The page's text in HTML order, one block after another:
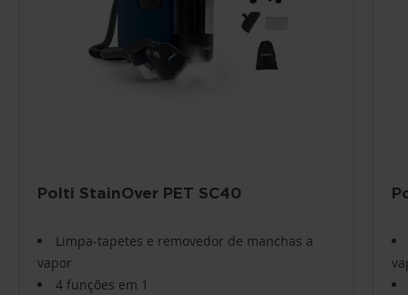
Polti StainOver PET SC40
Limpa-tapetes e removedor de manchas a
vapor
4 funções em 1